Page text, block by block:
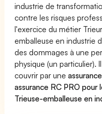
industrie de
contre les risques
l'exercice du métier
emballeuse en industrie
des dommages à une
physique (un particulier).
couvrir par une
assurance RC PRO
Trieuse-emballeuse en